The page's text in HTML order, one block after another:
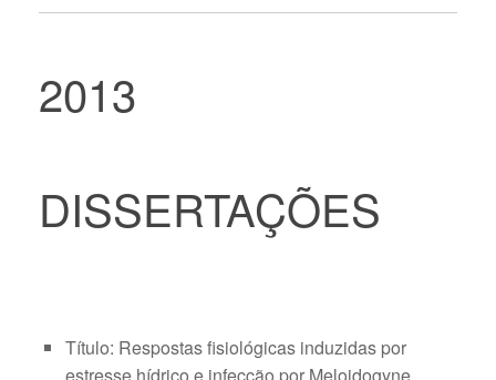
2013
DISSERTAÇÕES
Título: Respostas fisiológicas induzidas por